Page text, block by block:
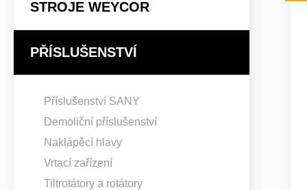
STROJE WEYCOR
PŘÍSLUŠENSTVÍ
Příslušenství SANY
Demoliční příslušenství
Naklápěcí hlavy
Vrtací zařízení
Tiltrotátory a rotátory